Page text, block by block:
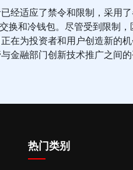
经适应了禁令和限制，采用
换和冷钱包。尽管受到限制
在为投资者和用户创造新的
金融部门创新技术推广之间的
热门类别